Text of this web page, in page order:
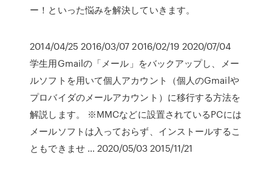
ー！といった悩みを解決していきます。
2014/04/25 2016/03/07 2016/02/19 2020/07/04
学生用Gmailの「メール」をバックアップし、メー
ルソフトを用いて個人アカウント（個人のGmailや
プロバイダのメールアカウント）に移行する方法を
解説します。 ※MMCなどに設置されているPCには
メールソフトは入っておらず、インストールするこ
ともできませ … 2020/05/03 2015/11/21